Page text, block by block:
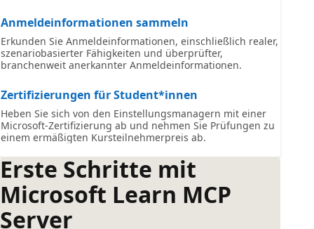
Anmeldeinformationen sammeln
Erkunden Sie Anmeldeinformationen, einschließlich realer,
szenariobasierter Fähigkeiten und überprüfter,
branchenweit anerkannter Anmeldeinformationen.
Zertifizierungen für Student*innen
Heben Sie sich von den Einstellungsmanagern mit einer
Microsoft-Zertifizierung ab und nehmen Sie Prüfungen zu
einem ermäßigten Kursteilnehmerpreis ab.
Erste Schritte mit
Microsoft Learn MCP
Server